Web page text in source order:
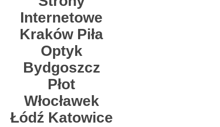
Internetowe
Kraków Piła
Optyk
Bydgoszcz
Płot
Włocławek
Łódź Katowice